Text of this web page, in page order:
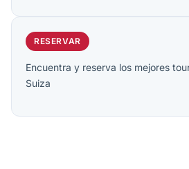
RESERVAR
Encuentra y reserva los mejores
Suiza